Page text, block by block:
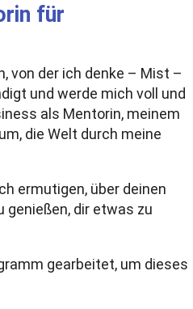
für
von der ich denke – Mist –
und werde mich voll und
als Mentorin, meinem
die Welt durch meine
ermutigen, über deinen
genießen, dir etwas zu
gearbeitet, um dieses